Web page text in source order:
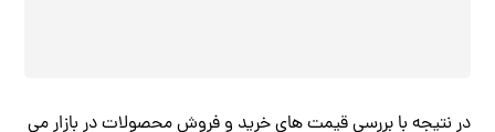
در نتیجه با بررسی قیمت های خرید و فروش محصولات در بازار می